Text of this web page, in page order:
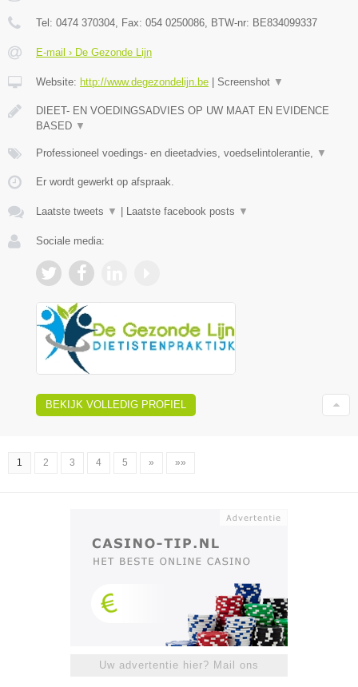
Tel: 0474 370304 , Fax: 054 0250086 , BTW-nr: BE834099337
E-mail › De Gezonde Lijn
Website: http://www.degezondelijn.be | Screenshot ▼
DIEET- EN VOEDINGSADVIES OP UW MAAT EN EVIDENCE
BASED ▼
Professioneel voedings- en dieetadvies, voedselintolerantie, ▼
Er wordt gewerkt op afspraak.
Laatste tweets ▼ | Laatste facebook posts ▼
Sociale media:
BEKIJK VOLLEDIG PROFIEL
1 2 3 4 5 » »»
Uw advertentie hier? Mail ons